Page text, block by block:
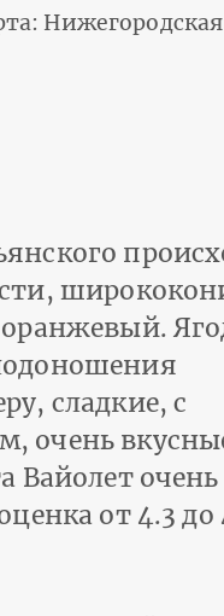
Нижегородская
сладкие, с
очень
Вайолет
от 4.3 до